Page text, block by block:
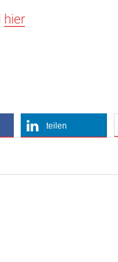
hier
teilen